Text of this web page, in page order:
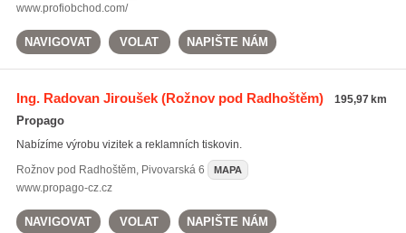
www.profiobchod.com/
NAVIGOVAT VOLAT NAPIŠTE NÁM
Ing. Radovan Jiroušek(Rožnov pod Radhoštěm) 195,97 km
Propago
Nabízíme výrobu vizitek a reklamních tiskovin.
Rožnov pod Radhoštěm, Pivovarská 6 MAPA
www.propago-cz.cz
NAVIGOVAT VOLAT NAPIŠTE NÁM